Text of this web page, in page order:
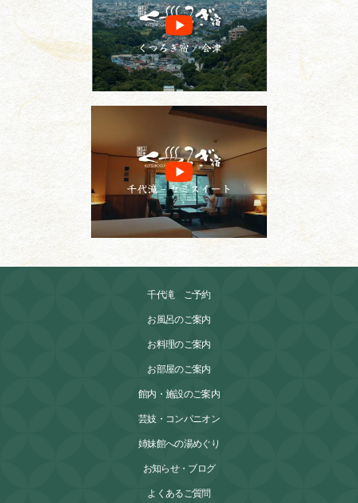
千代滝 ご予約
お風呂のご案内
お料理のご案内
お部屋のご案内
館内・施設のご案内
芸妓・コンパニオン
姉妹館への湯めぐり
お知らせ・ブログ
よくあるご質問